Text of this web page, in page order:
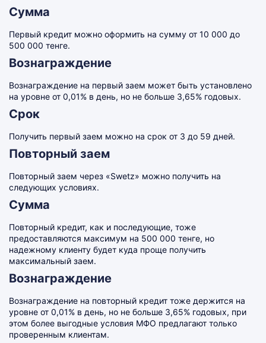
Сумма
Первый кредит можно оформить на сумму от 10 000 до
500 000 тенге.
Вознаграждение
Вознаграждение на первый заем может быть установлено
на уровне от 0,01% в день, но не больше 3,65% годовых.
Срок
Получить первый заем можно на срок от 3 до 59 дней.
Повторный заем
Повторный заем через «Swetz» можно получить на
следующих условиях.
Сумма
Повторный кредит, как и последующие, тоже
предоставляются максимум на 500 000 тенге, но
надежному клиенту будет куда проще получить
максимальный заем.
Вознаграждение
Вознаграждение на повторный кредит тоже держится на
уровне от 0,01% в день, но не больше 3,65% годовых, при
этом более выгодные условия МФО предлагают только
проверенным клиентам.